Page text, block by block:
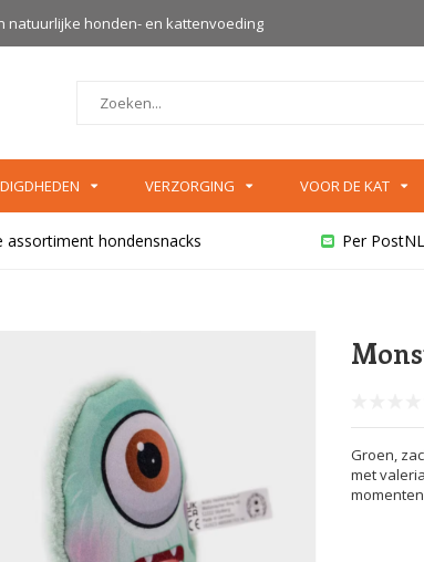
natuurlijke honden- en kattenvoeding
VERZORGING VOOR DE KAT
assortiment hondensnacks Per
Groen,
met